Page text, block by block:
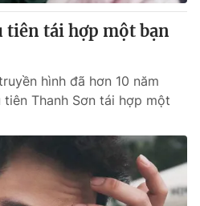
tiên tái hợp một bạn
hình đã hơn 10 năm
Thanh Sơn tái hợp một